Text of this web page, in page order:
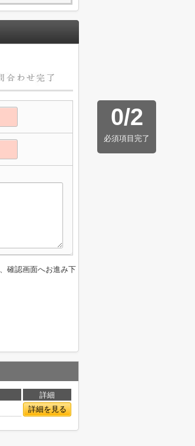
0/2
必須項目完了
確認画面へお進み下
詳細
詳細を見る